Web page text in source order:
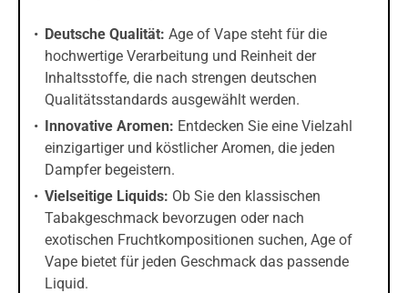
Deutsche Qualität: Age of Vape steht für die
hochwertige Verarbeitung und Reinheit der
Inhaltsstoffe, die nach strengen deutschen
Qualitätsstandards ausgewählt werden.
Innovative Aromen: Entdecken Sie eine Vielzahl
einzigartiger und köstlicher Aromen, die jeden
Dampfer begeistern.
Vielseitige Liquids: Ob Sie den klassischen
Tabakgeschmack bevorzugen oder nach
exotischen Fruchtkompositionen suchen, Age of
Vape bietet für jeden Geschmack das passende
Liquid.